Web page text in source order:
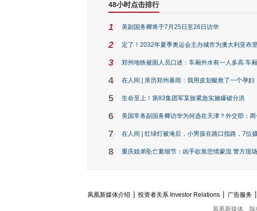
48小时点击排行
1 美副国务卿将于7月25日至26日访华
2 定了！2032年夏季奥运会主办城市为澳大利亚布
3 郑州地铁被困人员口述：车厢外水有一人多高 车
4 在人间 | 亲历郑州暴雨：我用皮划艇救了一个孕妇
5 生命至上！第83集团军某旅紧急实施爆破分洪
6 美国常务副国务卿访华为何选在天津？外交部：两
7 在人间 | 红绿灯被淹后，小男孩在路口指路，7位
8 重庆姐弟坠亡案细节：凶手欲靠悲情蒙混 警方现
凤凰新媒体介绍 投资者关系 Investor Relations 广告服务
凤凰新媒体